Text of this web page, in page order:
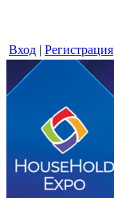
Вход | Регистрация